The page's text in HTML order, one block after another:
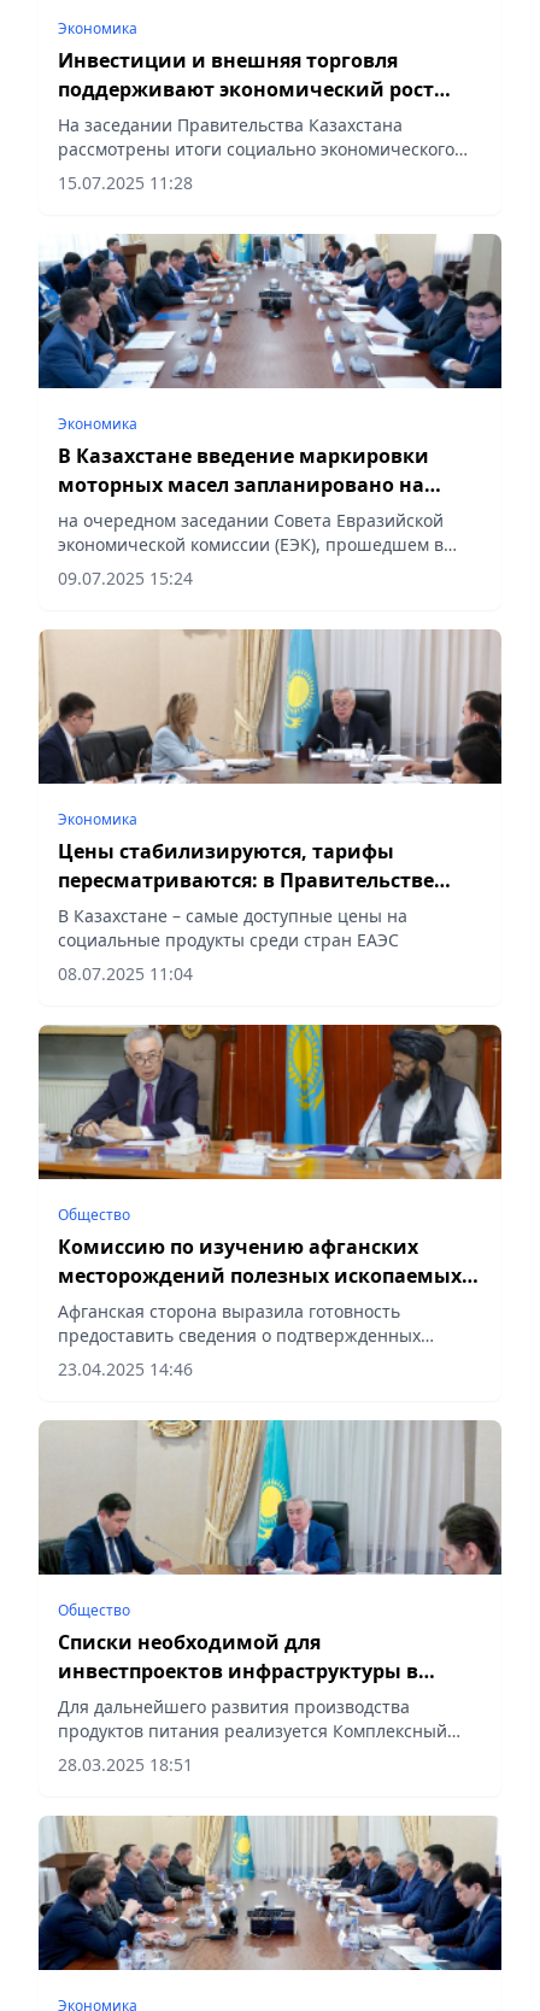
Экономика
Инвестиции и внешняя торговля
поддерживают экономический рост
Казахстана
На заседании Правительства Казахстана
рассмотрены итоги социально экономического
развития и исполнения республиканского
бюджета за январь-июнь 2025 года,
15.07.2025 11:28
Экономика
В Казахстане введение маркировки
моторных масел запланировано на
сентябрь
на очередном заседании Совета Евразийской
экономической комиссии (ЕЭК), прошедшем в
онлайн-формате, был принят ряд важных
решений. Казахстанскую делегацию возглавил
09.07.2025 15:24
Экономика
Цены стабилизируются, тарифы
пересматриваются: в Правительстве
Казахстана подвели итоги инфляции
В Казахстане – самые доступные цены на
социальные продукты среди стран ЕАЭС
08.07.2025 11:04
Общество
Комиссию по изучению афганских
месторождений полезных ископаемых
создадут Казахстан и Афганистан
Афганская сторона выразила готовность
предоставить сведения о подтвержденных
запасах природных ископаемых, сообщает
Vecher.kz.
23.04.2025 14:46
Общество
Списки необходимой для
инвестпроектов инфраструктуры в
регионах создадут в Правительстве
Для дальнейшего развития производства
продуктов питания реализуется Комплексный
план по развитию переработки
сельхозпродукции, сообщает Vecher.kz.
28.03.2025 18:51
Экономика